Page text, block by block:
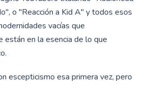
o "Reacción a Kid A" y todos esos
vacías que
están en la esencia de lo que
escepticismo esa primera vez, pero